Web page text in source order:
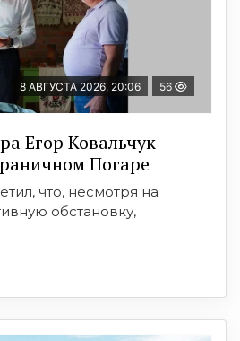
8 АВГУСТА 2026, 20:06 56
Егор Ковальчук
Погаре
что, несмотря на
обстановку,